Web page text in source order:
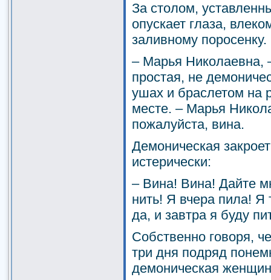
За столом,
опускает глаза,
заливному поросенку.
– Марья Николаевна,
простая, не
ушах и браслетом на
месте. – Марья
пожалуйста, вина.
Демоническая
истерически:
– Вина! Вина! Дайте
нить! Я вчера пила! Я
да, и завтра я буду
Собственно говоря,
три дня подряд
демоническая